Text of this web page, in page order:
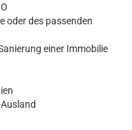
oder des passenden
einer Immobilie